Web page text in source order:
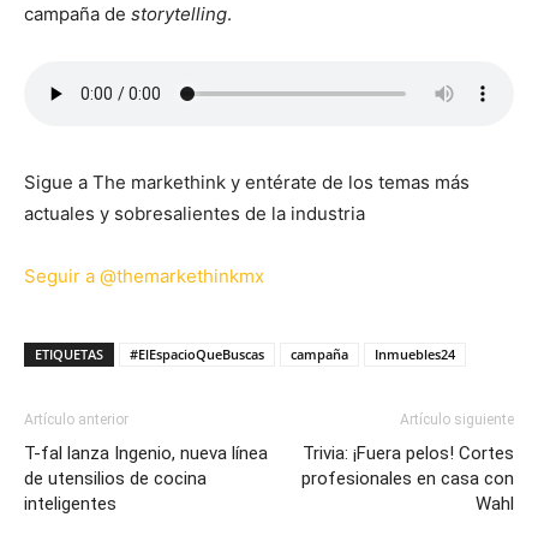
campaña de storytelling.
Sigue a The markethink y entérate de los temas más
actuales y sobresalientes de la industria
Seguir a @themarkethinkmx
ETIQUETAS #ElEspacioQueBuscas campaña Inmuebles24
Artículo anterior
T-fal lanza Ingenio, nueva línea
de utensilios de cocina
inteligentes
Artículo siguiente
Trivia: ¡Fuera pelos! Cortes
profesionales en casa con
Wahl